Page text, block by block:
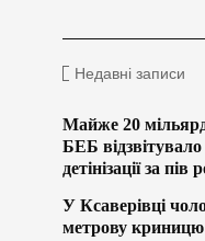
Недавні записи
Майже 20
БЕБ
детінізації за пів
У Ксаверівці
метрову криницю